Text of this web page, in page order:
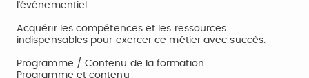
l'événementiel.
Acquérir les compétences et les ressources
indispensables pour exercer ce métier avec succès.
Programme / Contenu de la formation :
Programme et contenu